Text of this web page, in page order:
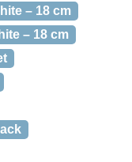
– 18 cm
– 18 cm